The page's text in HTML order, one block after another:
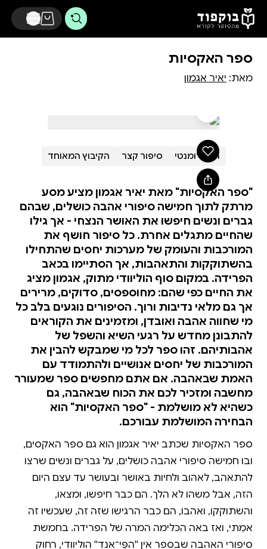
דלג לתוכן הראשי
ספר האקסיות
מאת: יאיר אגמון
רומן רומנטי סיפור קצר הקיבוץ המאוחד
"ספר האקסיות" מאת יאיר אגמון מציע מסע
מרתק לתוך חמישה סיפורי אהבה כושלים, שבהם
גברים ונשים חיפשו את האושר הנצחי - אך גילו
שהחיים מתגלים אחרת. כל סיפור חושף את
המורכבות והעומק של מערכות יחסים שהתחילו
בהשתוקקות והתאהבות, אך הסתיימו בכאב
הפרידה. במקום סוף הוליוודי מתוק, אגמון מציג
את החיים כפי שהם: מחוספסים, סדוקים, מרירים
אך גם מלאי נדיבות ורוך. הסיפורים נוגעים בלב כל
מי שחווה אהבה ואובדן, ומזמינים את הקוראים
להתבונן מחדש על רגעי השיא והשפל של
אהבותיהם. זהו ספר לכל מי שמבקש להבין את
המורכבות של יחסים אנושיים ולהתמודד עם
האמת שבאהבה. אם אתם מחפשים ספר שמעורר
מחשבה ומזכיר לכם את הכוח שבאהבה, גם
כשהיא לא מושלמת - "ספר האקסיות" הוא
הבחירה המושלמת עבורכם.
ספר האקסיות שכתב יאיר אגמון הוא גם ספר האקסים,
ובו חמישה סיפורי אהבה כושלים, על גברים ונשים שרצו
להתאהב, לאהוב ולחיות באושר ובעושר עד עצם היום
הזה, אבל משהו לא הלך. הם כבר חיפשו, ומצאו,
והשתוקקו, ואהבו, הם כבר הרגישו שזה זה, שעכשיו זה
אמִתי, ואז באה הכלימה המרה של הפרידה. בחמשת
סיפורי האהבה שבספר אין ''הֶפִּי־אנד'' הוליוודי, רחוק